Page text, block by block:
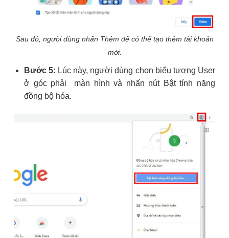
Sau đó, người dùng nhấn Thêm để có thể tạo thêm tài khoản
mới.
Bước 5: Lúc này, người dùng chọn biểu tượng User
ở góc phải màn hình và nhấn nút Bật tính năng
đồng bộ hóa.